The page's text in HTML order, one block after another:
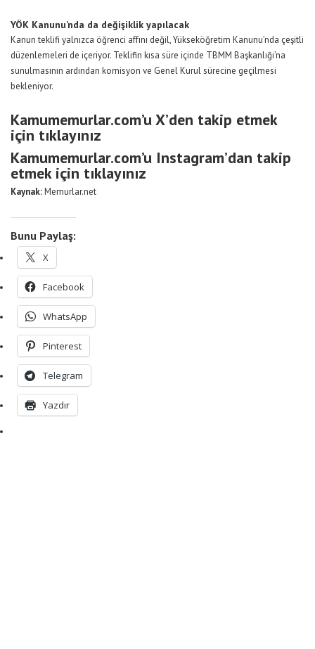
YÖK Kanunu’nda da değişiklik yapılacak
Kanun teklifi yalnızca öğrenci affını değil, Yükseköğretim Kanunu’nda çeşitli
düzenlemeleri de içeriyor. Teklifin kısa süre içinde TBMM Başkanlığı’na
sunulmasının ardından komisyon ve Genel Kurul sürecine geçilmesi
bekleniyor.
Kamumemurlar.com’u X’den takip etmek
için tıklayınız
Kamumemurlar.com’u Instagram’dan takip
etmek için tıklayınız
Kaynak:Memurlar.net
Bunu Paylaş:
X
Facebook
WhatsApp
Pinterest
Telegram
Yazdır